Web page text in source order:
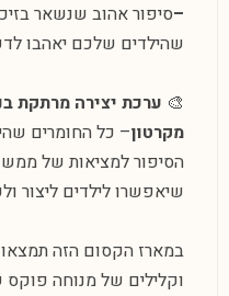
–סיפור אהוב שנשאר
שהילדים שלכם יאהבו
🎨 ערכת יצירה מרתקת
מקרטון– כל החומרים
הסיפור למציאות של
שיאפשרו לילדים ליצור
במארז הקסום הזה
וקלילים של מנוחה פוקס